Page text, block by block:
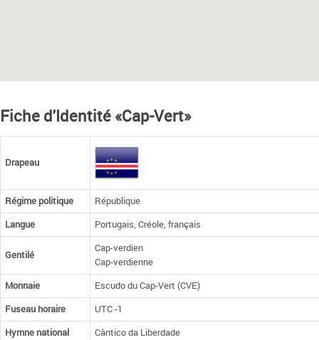
Fiche d'Identité «Cap-Vert»
Drapeau
Régime politique
République
Langue
Portugais, Créole, français
Gentilé
Cap-verdien
Cap-verdienne
Monnaie
Escudo du Cap-Vert (CVE)
Fuseau horaire
UTC -1
Hymne national
Cântico da Liberdade